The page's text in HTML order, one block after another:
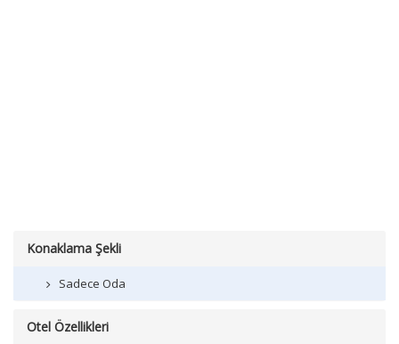
Konaklama Şekli
Sadece Oda
Otel Özellikleri